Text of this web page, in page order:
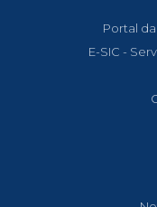
Portal
E-SIC -